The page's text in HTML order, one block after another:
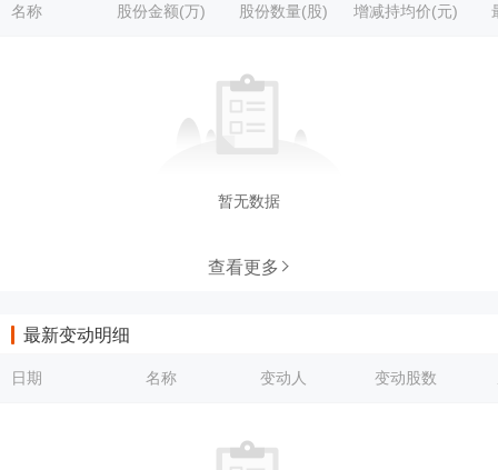
名称 股份金额(万) 股份数量(股) 增减持均价(元)
暂无数据
查看更多
最新变动明细
日期 名称 变动人 变动股数